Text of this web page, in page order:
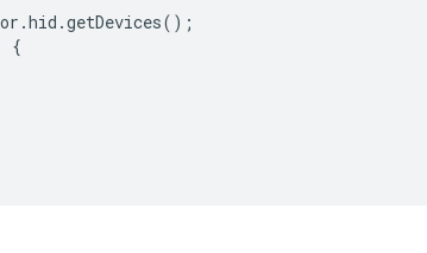
.hid .getDevices();
{